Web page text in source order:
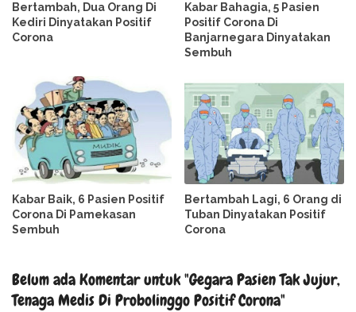
Bertambah, Dua Orang Di
Kediri Dinyatakan Positif
Corona
Kabar Bahagia, 5 Pasien
Positif Corona Di
Banjarnegara Dinyatakan
Sembuh
Kabar Baik, 6 Pasien Positif
Corona Di Pamekasan
Sembuh
Bertambah Lagi, 6 Orang di
Tuban Dinyatakan Positif
Corona
Belum ada Komentar untuk "Gegara Pasien Tak Jujur,
Tenaga Medis Di Probolinggo Positif Corona"